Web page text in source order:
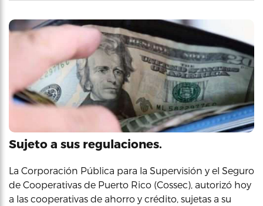
Sujeto a sus regulaciones.
La Corporación Pública para la Supervisión y el Seguro
de Cooperativas de Puerto Rico (Cossec), autorizó hoy
a las cooperativas de ahorro y crédito, sujetas a su